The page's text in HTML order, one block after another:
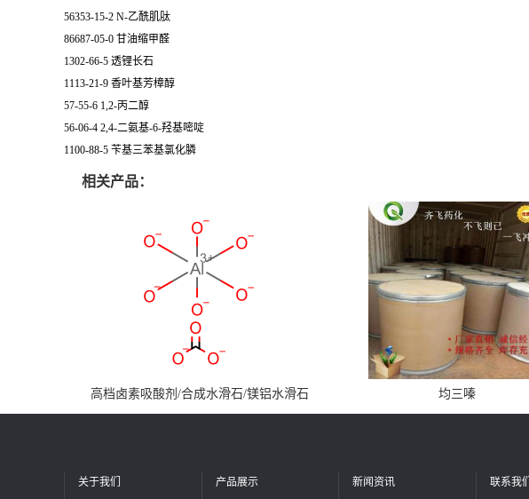
56353-15-2 N-乙酰肌肽
86687-05-0 甘油缩甲醛
1302-66-5 透锂长石
1113-21-9 香叶基芳樟醇
57-55-6 1,2-丙二醇
56-06-4 2,4-二氨基-6-羟基嘧啶
1100-88-5 苄基三苯基氯化膦
相关产品：
高档卤素吸酸剂/合成水滑石/镁铝水滑石 均三嗪
关于我们 产品展示 新闻资讯 联系我们